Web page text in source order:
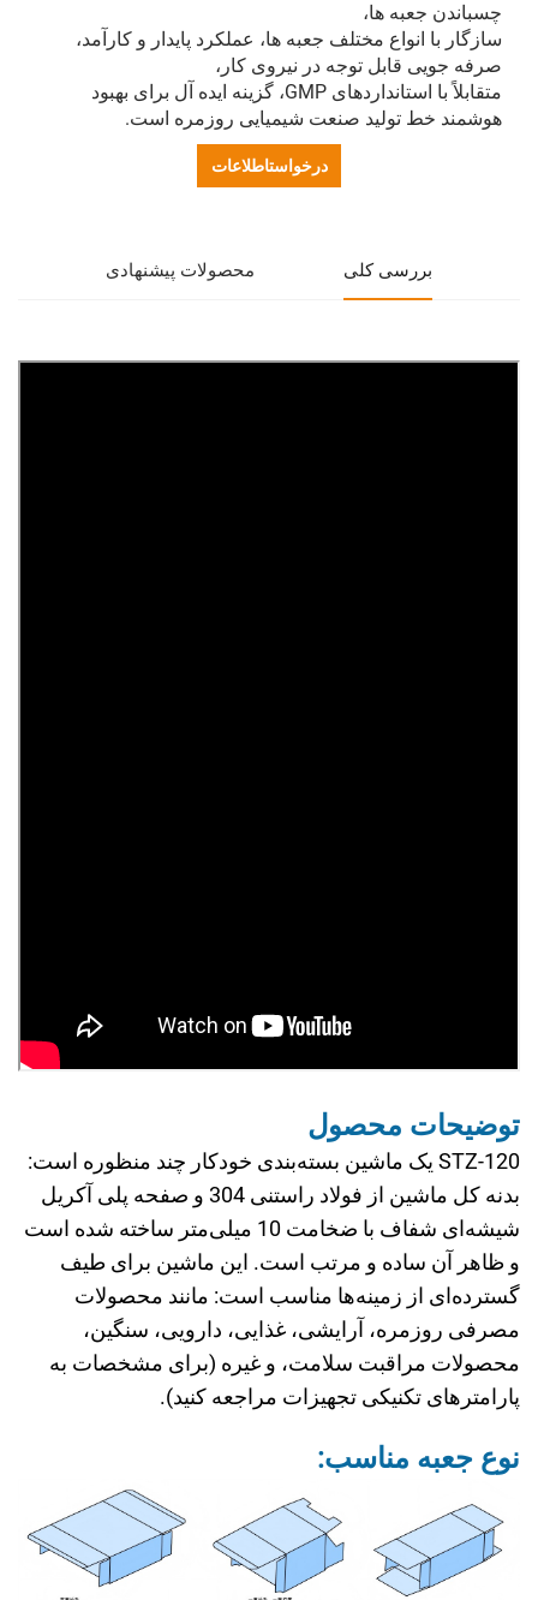
چسباندن جعبه ها،
سازگار با انواع مختلف جعبه ها، عملکرد پایدار و کارآمد،
صرفه جویی قابل توجه در نیروی کار،
متقابلاً با استانداردهای GMP، گزینه ایده آل برای بهبود
هوشمند خط تولید صنعت شیمیایی روزمره است.
درخواستاطلاعات
بررسی کلی محصولات پیشنهادی
توضیحات محصول
STZ-120 یک ماشین بسته‌بندی خودکار چند منظوره است:
بدنه کل ماشین از فولاد راستنی 304 و صفحه پلی آکریل
شیشه‌ای شفاف با ضخامت 10 میلی‌متر ساخته شده است
و ظاهر آن ساده و مرتب است. این ماشین برای طیف
گسترده‌ای از زمینه‌ها مناسب است: مانند محصولات
مصرفی روزمره، آرایشی، غذایی، دارویی، سنگین،
محصولات مراقبت سلامت، و غیره (برای مشخصات به
پارامترهای تکنیکی تجهیزات مراجعه کنید).
نوع جعبه مناسب: